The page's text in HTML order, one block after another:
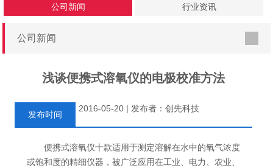
公司新闻
行业资讯
公司新闻
浅谈便携式溶氧仪的电极校准方法
发布时间
2016-05-20 | 发布者：创先科技
便携式溶氧仪十款适用于测定溶解在水中的氧气浓度
或饱和度的精细仪器，被广泛应用在工业、电力、农业、